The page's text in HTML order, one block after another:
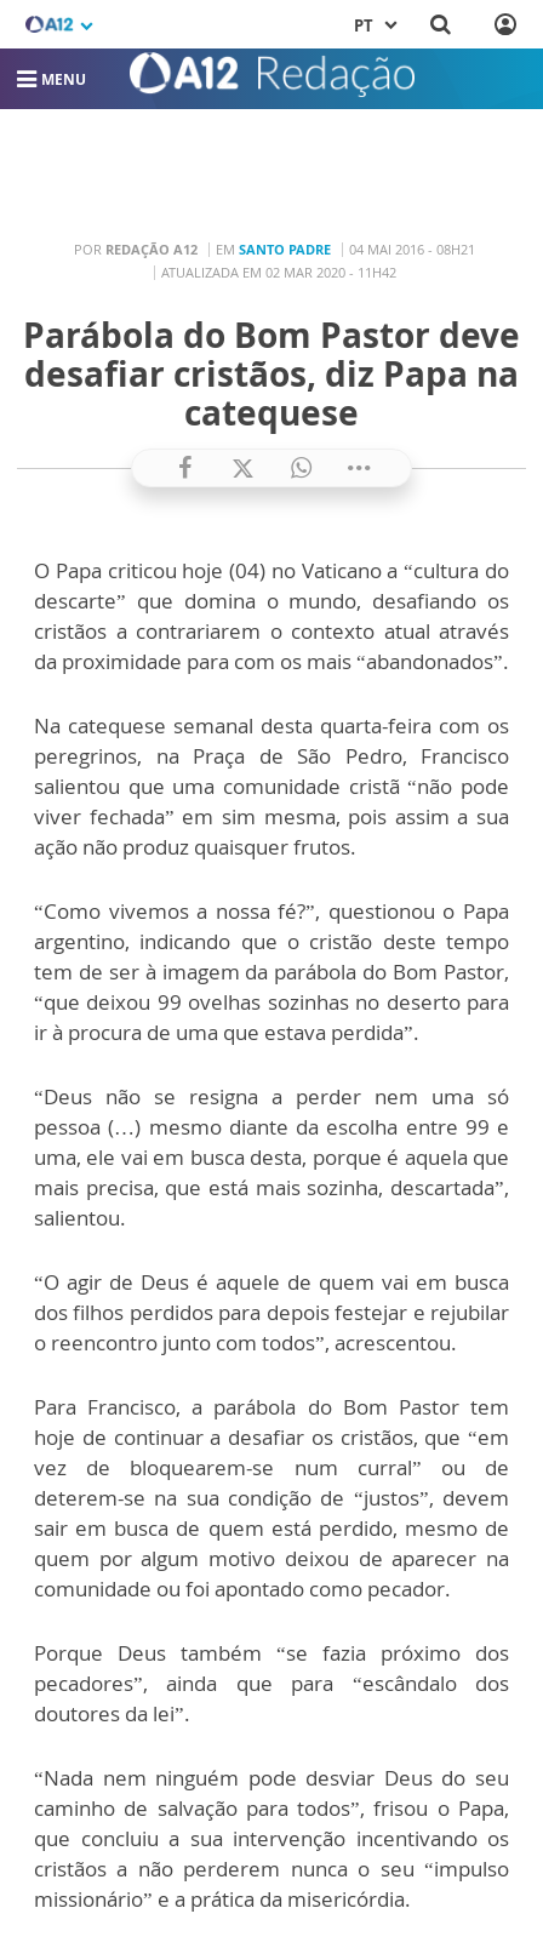
PT
MENU
POR REDAÇÃO A12 EM SANTO PADRE
04 MAI 2016 - 08H21
ATUALIZADA EM 02 MAR 2020 - 11H42
Parábola do Bom Pastor deve
desafiar cristãos, diz Papa na
catequese
O Papa criticou hoje (04) no Vaticano a “cultura do
descarte” que domina o mundo, desafiando os
cristãos a contrariarem o contexto atual através
da proximidade para com os mais “abandonados”.
Na catequese semanal desta quarta-feira com os
peregrinos, na Praça de São Pedro, Francisco
salientou que uma comunidade cristã “não pode
viver fechada” em sim mesma, pois assim a sua
ação não produz quaisquer frutos.
“Como vivemos a nossa fé?”, questionou o Papa
argentino, indicando que o cristão deste tempo
tem de ser à imagem da parábola do Bom Pastor,
“que deixou 99 ovelhas sozinhas no deserto para
ir à procura de uma que estava perdida”.
“Deus não se resigna a perder nem uma só
pessoa (…) mesmo diante da escolha entre 99 e
uma, ele vai em busca desta, porque é aquela que
mais precisa, que está mais sozinha, descartada”,
salientou.
“O agir de Deus é aquele de quem vai em busca
dos filhos perdidos para depois festejar e rejubilar
o reencontro junto com todos”, acrescentou.
Para Francisco, a parábola do Bom Pastor tem
hoje de continuar a desafiar os cristãos, que “em
vez de bloquearem-se num curral” ou de
deterem-se na sua condição de “justos”, devem
sair em busca de quem está perdido, mesmo de
quem por algum motivo deixou de aparecer na
comunidade ou foi apontado como pecador.
Porque Deus também “se fazia próximo dos
pecadores”, ainda que para “escândalo dos
doutores da lei”.
“Nada nem ninguém pode desviar Deus do seu
caminho de salvação para todos”, frisou o Papa,
que concluiu a sua intervenção incentivando os
cristãos a não perderem nunca o seu “impulso
missionário” e a prática da misericórdia.